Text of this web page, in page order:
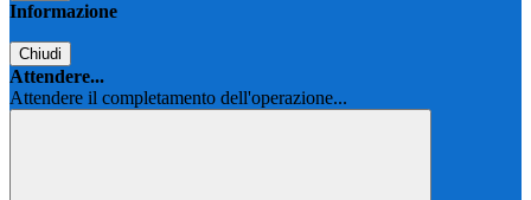
Informazione
Chiudi
Attendere...
Attendere il completamento dell'operazione...